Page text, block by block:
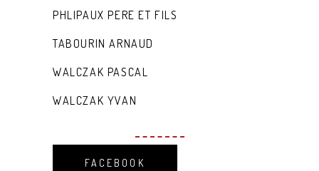
PHLIPAUX PERE ET FILS
TABOURIN ARNAUD
WALCZAK PASCAL
WALCZAK YVAN
FACEBOOK